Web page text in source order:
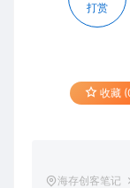
打赏
收藏
海存创客笔记